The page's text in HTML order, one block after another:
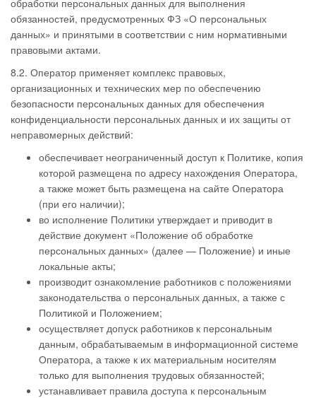
обработки персональных данных для выполнения
обязанностей, предусмотренных ФЗ «О персональных
данных» и принятыми в соответствии с ним нормативными
правовыми актами.
8.2. Оператор применяет комплекс правовых,
организационных и технических мер по обеспечению
безопасности персональных данных для обеспечения
конфиденциальности персональных данных и их защиты от
неправомерных действий:
обеспечивает неограниченный доступ к Политике, копия
которой размещена по адресу нахождения Оператора,
а также может быть размещена на сайте Оператора
(при его наличии);
во исполнение Политики утверждает и приводит в
действие документ «Положение об обработке
персональных данных» (далее — Положение) и иные
локальные акты;
производит ознакомление работников с положениями
законодательства о персональных данных, а также с
Политикой и Положением;
осуществляет допуск работников к персональным
данным, обрабатываемым в информационной системе
Оператора, а также к их материальным носителям
только для выполнения трудовых обязанностей;
устанавливает правила доступа к персональным